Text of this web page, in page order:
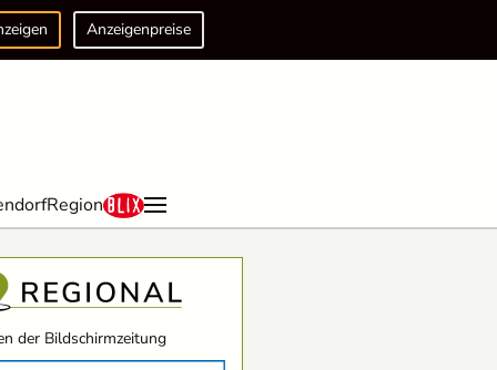
Anzeigenpreise
Region
der Bildschirmzeitung